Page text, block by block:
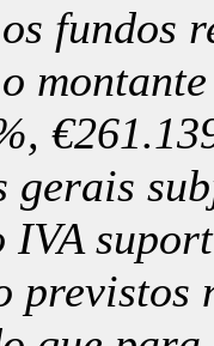
fundos
gerais
IVA
previstos